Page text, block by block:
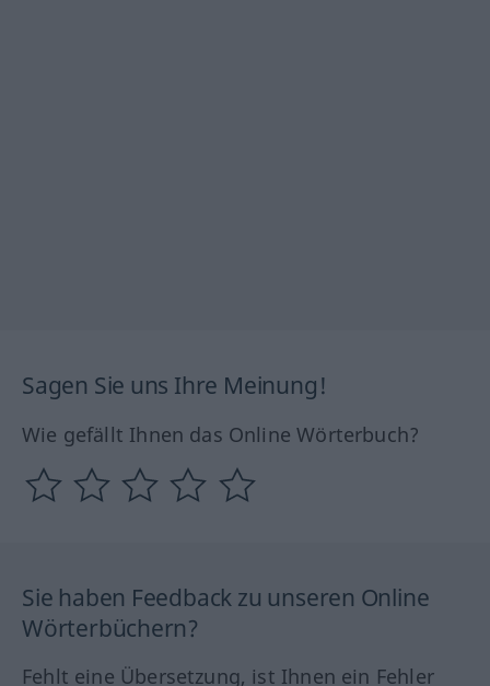
Sagen Sie uns Ihre Meinung!
Wie gefällt Ihnen das Online Wörterbuch?
Sie haben Feedback zu unseren Online
Wörterbüchern?
Fehlt eine Übersetzung, ist Ihnen ein Fehler